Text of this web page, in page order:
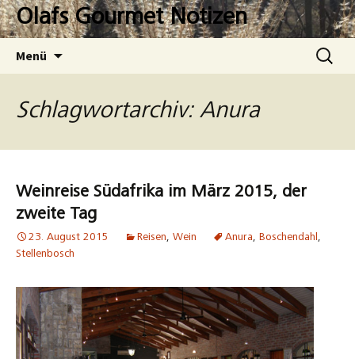
Zum
InhaltOlafs Gourmet Notizen
Menü
Suchen
nach:
Schlagwortarchiv: Anura
Weinreise Südafrika im März 2015, der
zweite Tag
23. August 2015 Reisen, Wein Anura, Boschendahl,
Stellenbosch